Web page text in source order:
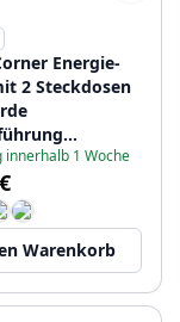
Energie-
2 Steckdosen
1208953220
innerhalb 1 Woche
Warenkorb